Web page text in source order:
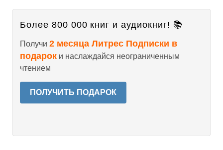
Более 800 000 книг и аудиокниг! 📚
Получи 2 месяца Литрес Подписки в
подарок и наслаждайся неограниченным
чтением
ПОЛУЧИТЬ ПОДАРОК